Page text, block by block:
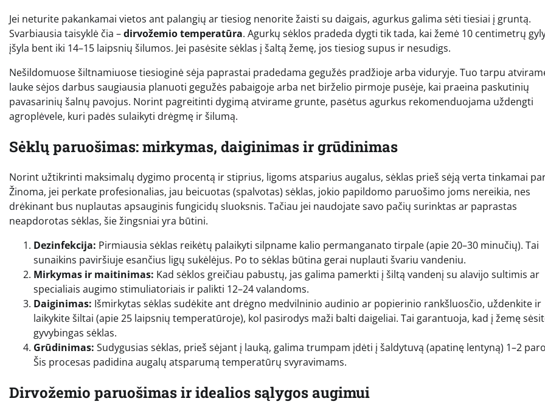
Jei neturite pakankamai vietos ant palangių ar tiesiog nenorite žaisti su daigais, agurkus galima sėti tiesiai į gruntą.
Svarbiausia taisyklė čia –dirvožemio temperatūra. Agurkų sėklos pradeda dygti tik tada, kai žemė 10 centimetrų
įšyla bent iki 14–15 laipsnių šilumos. Jei pasėsite sėklas į šaltą žemę, jos tiesiog supus ir nesudigs.
Nešildomuose šiltnamiuose tiesioginė sėja paprastai pradedama gegužės pradžioje arba viduryje. Tuo tarpu
lauke sėjos darbus saugiausia planuoti gegužės pabaigoje arba net birželio pirmoje pusėje, kai praeina paskutinių
pavasarinių šalnų pavojus. Norint pagreitinti dygimą atvirame grunte, pasėtus agurkus rekomenduojama uždengti
agroplėvele, kuri padės sulaikyti drėgmę ir šilumą.
Sėklų paruošimas: mirkymas, daiginimas ir grūdinimas
Norint užtikrinti maksimalų dygimo procentą ir stiprius, ligoms atsparius augalus, sėklas prieš sėją verta tinkamai
Žinoma, jei perkate profesionalias, jau beicuotas (spalvotas) sėklas, jokio papildomo paruošimo joms nereikia, nes
drėkinant bus nuplautas apsauginis fungicidų sluoksnis. Tačiau jei naudojate savo pačių surinktas ar paprastas
neapdorotas sėklas, šie žingsniai yra būtini.
Dezinfekcija: Pirmiausia sėklas reikėtų palaikyti silpname kalio permanganato tirpale (apie 20–30 minučių). Tai
sunaikins paviršiuje esančius ligų sukėlėjus. Po to sėklas būtina gerai nuplauti švariu vandeniu.
Mirkymas ir maitinimas: Kad sėklos greičiau pabustų, jas galima pamerkti į šiltą vandenį su alavijo sultimis ar
specialiais augimo stimuliatoriais ir palikti 12–24 valandoms.
Daiginimas: Išmirkytas sėklas sudėkite ant drėgno medvilninio audinio ar popierinio rankšluosčio, uždenkite ir
laikykite šiltai (apie 25 laipsnių temperatūroje), kol pasirodys maži balti daigeliai. Tai garantuoja, kad į žemę
gyvybingas sėklas.
Grūdinimas: Sudygusias sėklas, prieš sėjant į lauką, galima trumpam įdėti į šaldytuvą (apatinę lentyną) 1–2
Šis procesas padidina augalų atsparumą temperatūrų svyravimams.
Dirvožemio paruošimas ir idealios sąlygos augimui